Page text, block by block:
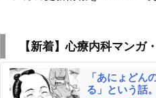
【新着】心療内科マンガ
「あにょどん
る」という話。